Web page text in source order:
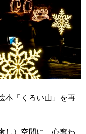
本「くろい山」を再
し）空間に、心奪わ